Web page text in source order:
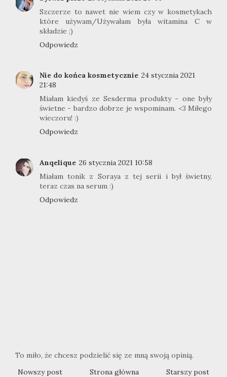
Szczerze to nawet nie wiem czy w kosmetykach
które używam/Używałam była witamina C w
składzie ;)
Odpowiedz
Nie do końca kosmetycznie 24 stycznia 2021
21:48
Miałam kiedyś ze Sesderma produkty - one były
świetne - bardzo dobrze je wspominam. <3 Miłego
wieczoru! :)
Odpowiedz
Anqelique 26 stycznia 2021 10:58
Miałam tonik z Soraya z tej serii i był świetny,
teraz czas na serum :)
Odpowiedz
To miło, że chcesz podzielić się ze mną swoją opinią.
Nowszy post
Starszy post
Strona główna